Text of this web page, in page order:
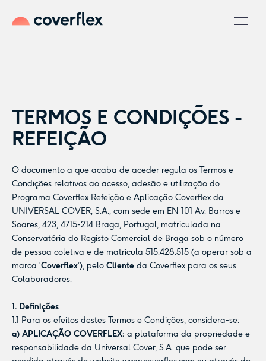
TERMOS E CONDIÇÕES -
REFEIÇÃO
O documento a que acaba de aceder regula os Termos e
Condições relativos ao acesso, adesão e utilização do
Programa Coverflex Refeição e Aplicação Coverflex da
UNIVERSAL COVER, S.A., com sede em EN 101 Av. Barros e
Soares, 423, 4715-214 Braga, Portugal, matriculada na
Conservatória do Registo Comercial de Braga sob o número
de pessoa coletiva e de matrícula 515.428.515 (a operar sob a
marca ‘Coverflex’), pelo Cliente da Coverflex para os seus
Colaboradores.
1. Definições
1.1 Para os efeitos destes Termos e Condições, considera-se:
a) APLICAÇÃO COVERFLEX: a plataforma da propriedade e
responsabilidade da Universal Cover, S.A. que pode ser